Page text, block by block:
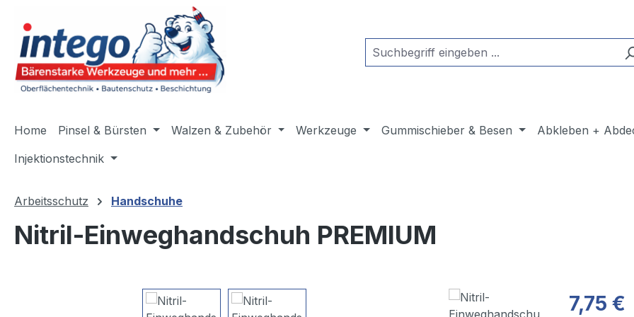
Zur Hauptnavigation springen
Home Pinsel & Bürsten Walzen & Zubehör Werkzeuge Gummischieber & Besen Abkleben +
Injektionstechnik
Arbeitsschutz Handschuhe
Nitril-Einweghandschuh PREMIUM
Bildergalerie überspringen 7,75 €